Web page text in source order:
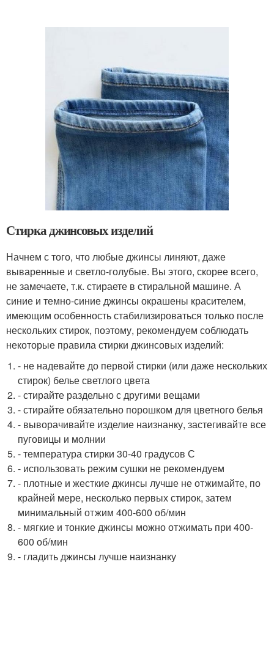
Стирка джинсовых изделий
Начнем с того, что любые джинсы линяют, даже
вываренные и светло-голубые. Вы этого, скорее всего,
не замечаете, т.к. стираете в стиральной машине. А
синие и темно-синие джинсы окрашены красителем,
имеющим особенность стабилизироваться только после
нескольких стирок, поэтому, рекомендуем соблюдать
некоторые правила стирки джинсовых изделий:
- не надевайте до первой стирки (или даже нескольких
стирок) белье светлого цвета
- стирайте раздельно с другими вещами
- стирайте обязательно порошком для цветного белья
- выворачивайте изделие наизнанку, застегивайте все
пуговицы и молнии
- температура стирки 30-40 градусов С
- использовать режим сушки не рекомендуем
- плотные и жесткие джинсы лучше не отжимайте, по
крайней мере, несколько первых стирок, затем
минимальный отжим 400-600 об/мин
- мягкие и тонкие джинсы можно отжимать при 400-
600 об/мин
- гладить джинсы лучше наизнанку